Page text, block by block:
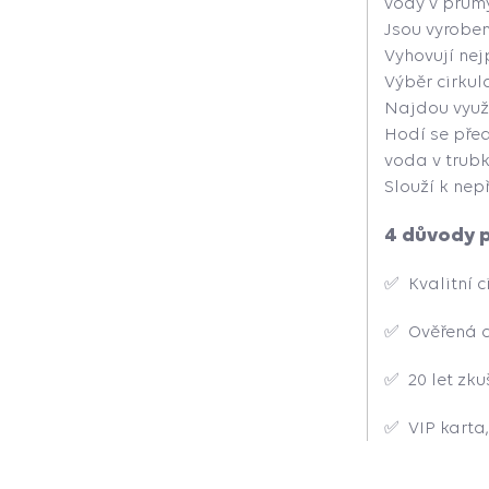
Jsou
Vyhovují
Výběr
Najdou
Hodí se
voda v
Slouží k
4 důvody
✅ Kvalitní
✅ Ověřená
✅ 20 let
✅ VIP